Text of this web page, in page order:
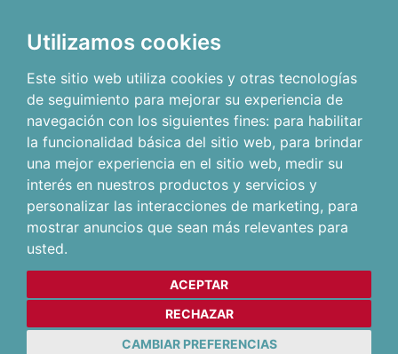
Utilizamos cookies
Este sitio web utiliza cookies y otras tecnologías
de seguimiento para mejorar su experiencia de
navegación con los siguientes fines: para habilitar
la funcionalidad básica del sitio web, para brindar
una mejor experiencia en el sitio web, medir su
interés en nuestros productos y servicios y
personalizar las interacciones de marketing, para
mostrar anuncios que sean más relevantes para
usted.
ACEPTAR
RECHAZAR
CAMBIAR PREFERENCIAS